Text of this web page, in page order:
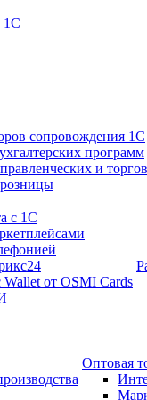
1С
сопровождения 1С
программ
и
с 1С
от OSMI Cards
Оптовая